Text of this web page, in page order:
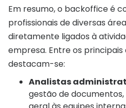
Em resumo, o backoffice é
profissionais de diversas
diretamente ligados à
empresa. Entre os
destacam-se:
Analistas
gestão de